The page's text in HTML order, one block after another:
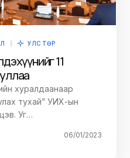
УЛС ТӨР
11
хуралдаанаар
тухай” УИХ-ын
Уг…
06/01/2023